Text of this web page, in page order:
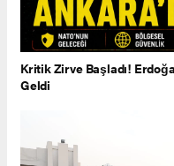
Kritik Zirve Başladı!
Geldi